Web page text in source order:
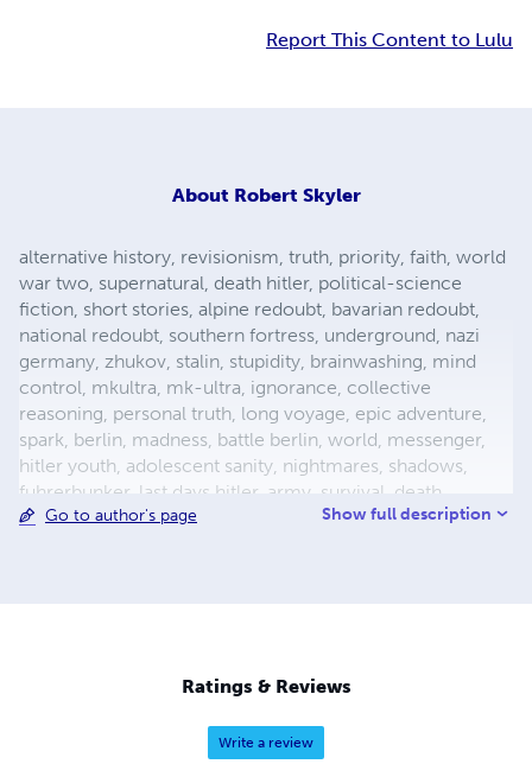
Report This Content to Lulu
About Robert Skyler
alternative history, revisionism, truth, priority, faith, world
war two, supernatural, death hitler, political-science
fiction, short stories, alpine redoubt, bavarian redoubt,
national redoubt, southern fortress, underground, nazi
germany, zhukov, stalin, stupidity, brainwashing, mind
control, mkultra, mk-ultra, ignorance, collective
reasoning, personal truth, long voyage, epic adventure,
spark, berlin, madness, battle berlin, world, messenger,
hitler youth, adolescent sanity, nightmares, shadows,
fuhrerbunker, last days hitler, army, survival, death,
mortality, reich chancellery, drunk guard, dealing with
forgiveness, esp, breakthrough, surrender, slavery,
holocaust, defensive positions, ration
Go to author's page Show full description
Ratings & Reviews
Write a review